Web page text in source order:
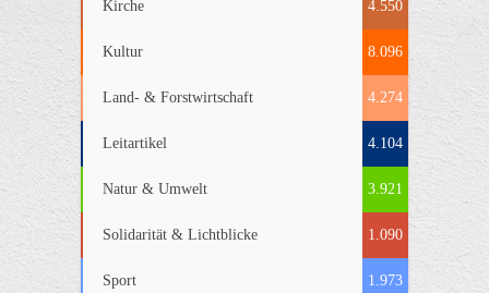
Kirche 4.550
Kultur 8.096
Land- & Forstwirtschaft 4.274
Leitartikel 4.104
Natur & Umwelt 3.921
Solidarität & Lichtblicke 1.090
Sport 1.973